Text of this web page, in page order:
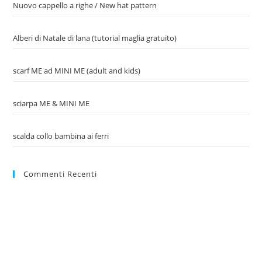
Nuovo cappello a righe / New hat pattern
Alberi di Natale di lana (tutorial maglia gratuito)
scarf ME ad MINI ME (adult and kids)
sciarpa ME & MINI ME
scalda collo bambina ai ferri
Commenti Recenti